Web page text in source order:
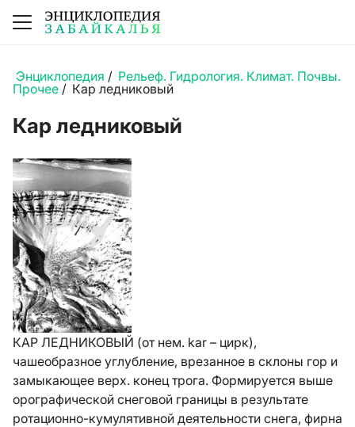
Энциклопедия / Рельеф. Гидрология. Климат. Почвы.
Прочее / Кар ледниковый
Кар ледниковый
КАР ЛЕДНИКОВЫЙ (от нем. kar – цирк),
чашеобразное углубление, врезанное в склоны гор и
замыкающее верх. конец трога. Формируется выше
орографической снеговой границы в результате
ротационно-кумулятивной деятельности снега, фирна